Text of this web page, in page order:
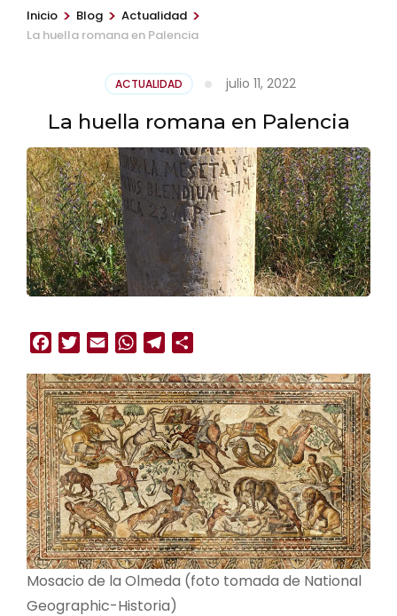
Inicio > Blog > Actualidad >
La huella romana en Palencia
ACTUALIDAD julio 11, 2022
La huella romana en Palencia
Facebook
Twitter
Email WhatsAppTelegram
Mosacio de la Olmeda (foto tomada de National
Geographic-Historia)